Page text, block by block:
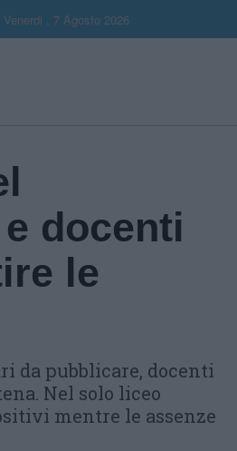
Venerdi , 7 Agosto 2026
docenti
le
da pubblicare, docenti
Nel solo liceo
mentre le assenze